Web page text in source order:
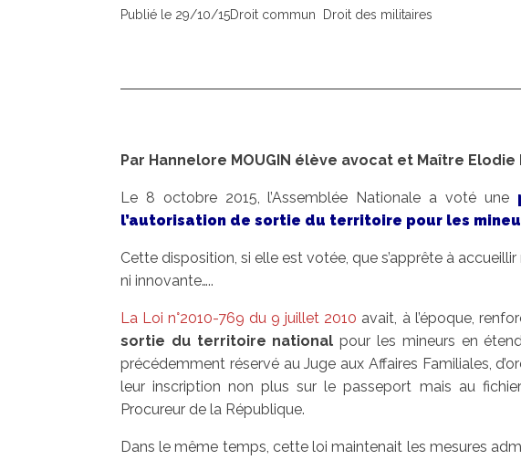
Publié le 29/10/15Droit commun Droit des militaires
Par Hannelore MOUGIN élève avocat et Maître Elodie
Le 8 octobre 2015, l’Assemblée Nationale a voté une
l’autorisation de sortie du territoire pour les
Cette disposition, si elle est votée, que s’apprête à
ni innovante…..
La Loi n°2010-769 du 9 juillet 2010 avait, à l’époque,
sortie du territoire nationalpour les mineurs en
précédemment réservé au Juge aux Affaires Familiales,
leur inscription non plus sur le passeport mais au
Procureur de la République.
Dans le même temps, cette loi maintenait les mesures